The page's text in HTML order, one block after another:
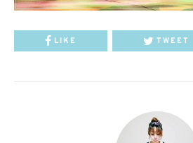
LIKE TWEET